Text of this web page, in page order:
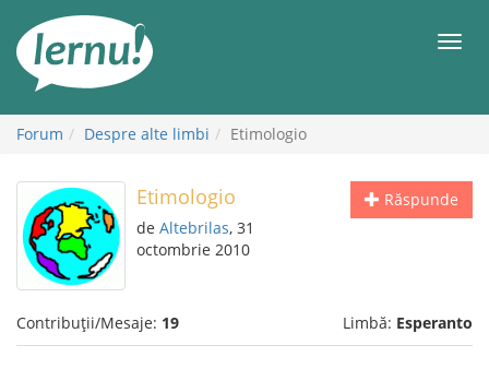
conținut
Forum Despre alte limbi Etimologio
Răspunde
Etimologio
de Altebrilas, 31
octombrie 2010
Contribuții/Mesaje: 19 Limbă: Esperanto